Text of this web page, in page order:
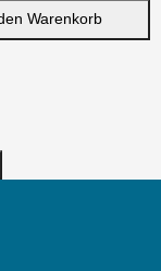
Warenkorb